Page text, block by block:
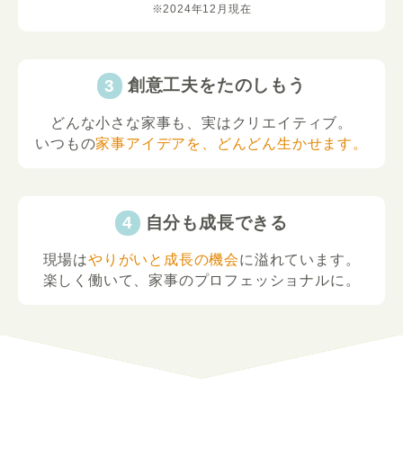
※2024年12月現在
創意工夫をたのしもう
どんな小さな家事も、実はクリエイティブ。
いつもの家事アイデアを、どんどん生かせます。
自分も成長できる
現場はやりがいと成長の機会に溢れています。
楽しく働いて、家事のプロフェッショナルに。